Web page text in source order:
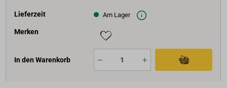
Lieferzeit Am Lager
Merken
In den Warenkorb